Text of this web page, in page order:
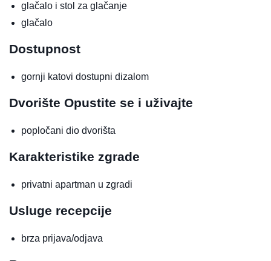
glačalo i stol za glačanje
glačalo
Dostupnost
gornji katovi dostupni dizalom
Dvorište Opustite se i uživajte
popločani dio dvorišta
Karakteristike zgrade
privatni apartman u zgradi
Usluge recepcije
brza prijava/odjava